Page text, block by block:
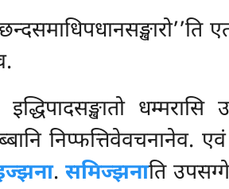
इद्धिपादसङ्खातो धम्मरासि
निप्फत्तिवेवचनानेव.
.समिज्झनाति